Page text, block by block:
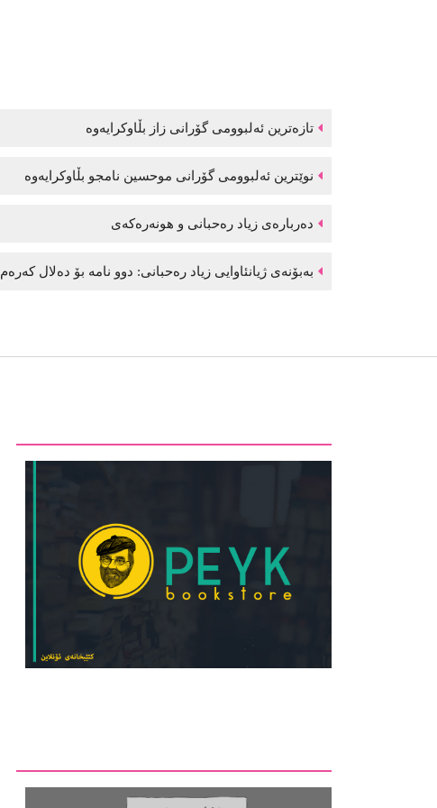
تازەترین ئەلبوومی گۆرانی زاز بڵاوكرایەوە
نوێترین ئەلبوومی گۆرانی موحسین نامجو بڵاوكرایەوە
دەربارەی زیاد رەحبانی و هونەرەکەی
بەبۆنەی ژیانئاوایی زیاد رەحبانی: دوو نامە بۆ دەلال کەرەم